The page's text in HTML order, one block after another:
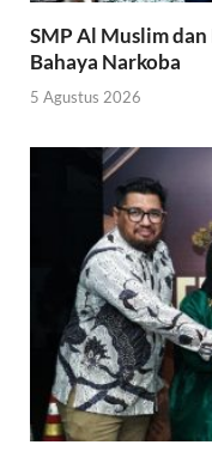
SMP Al Muslim dan
Bahaya Narkoba
5 Agustus 2026